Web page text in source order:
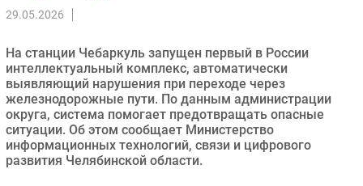
Оборудование
Outsourcing
Кадры
Регулирование
Финансы
Web
29.05.2026
На станции Чебаркуль запущен первый в России
интеллектуальный комплекс, автоматически
выявляющий нарушения при переходе через
железнодорожные пути. По данным администрации
округа, система помогает предотвращать опасные
ситуации. Об этом сообщает Министерство
информационных технологий, связи и цифрового
развития Челябинской области.